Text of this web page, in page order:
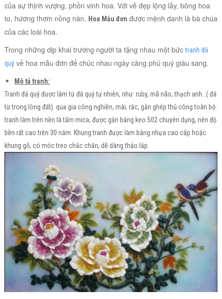
của sự thịnh vượng, phồn vinh hoa. Với vẻ đẹp lộng lẫy, bông hoa
to, hương thơm nồng nàn, Hoa Mẫu đơn được mệnh danh là bà chúa
của các loài hoa.
Trong những dịp khai trương người ta tặng nhau một bứctranh đá
quývề hoa mẫu đơn để chúc nhau ngày càng phú quý giàu sang.
Mô tả tranh:
Tranh đá quý được làm từ đá quý tự nhiên, như: ruby, mã não, thạch anh…( đá
từ trong lòng đất). qua gia công nghiền, mài, rắc, gắn ghép thủ công toàn bộ.
tranh làm trên nền là tấm mica, được gắn bằng keo 502 chuyên dụng, nên độ
bền rất cao trên 30 năm. Khung tranh được làm bằng nhựa cao cấp hoặc
khung gỗ, có móc treo chắc chắn, dễ dàng tháo lắp.